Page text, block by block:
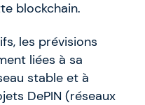
blockchain.
les prévisions
liées à sa
stable et à
DePIN (réseaux